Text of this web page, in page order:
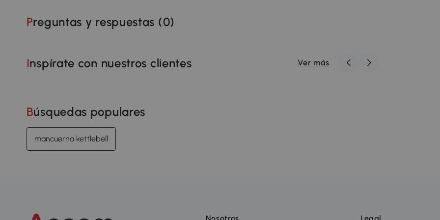
Preguntas y respuestas (0)
Inspírate con nuestros clientes Ver más
Búsquedas populares
mancuerna kettlebell